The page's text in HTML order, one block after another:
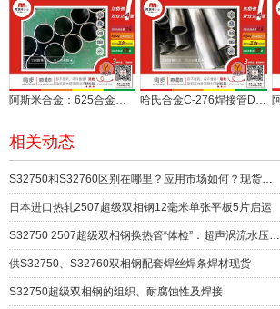
阿斯米合金：625合金焊接管定尺机械抛光交付 哈氏合金C-276焊接管Dia89*5规格完工
相关动态
S32750和S32760区别在哪里？应用市场如何？现货找哪家
日本进口热轧2507超级双相钢12毫米单张平板5片启运
S32750 2507超级双相钢换热管“体检”：超声涡流水压检验三大指标合格出厂
供S32750、S32760双相钢配套焊丝焊条焊材现货
S32750超级双相钢的组织、耐腐蚀性及焊接